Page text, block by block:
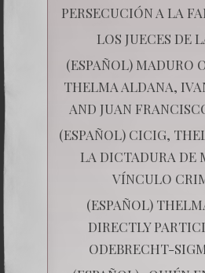
PERSECUCIÓN A LA
LOS JUECES DE
(ESPAÑOL) MADURO
THELMA ALDANA,
AND JUAN
(ESPAÑOL) CICIG,
LA DICTADURA DE
VÍNCULO
(ESPAÑOL)
DIRECTLY
ODEBRECHT-